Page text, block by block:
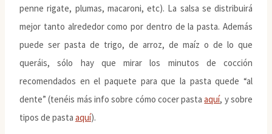
penne rigate, plumas, macaroni, etc). La salsa se distribuirá
mejor tanto alrededor como por dentro de la pasta. Además
puede ser pasta de trigo, de arroz, de maíz o de lo que
queráis, sólo hay que mirar los minutos de cocción
recomendados en el paquete para que la pasta quede “al
dente” (tenéis más info sobre cómo cocer pastaaquí, y sobre
tipos de pasta aquí).